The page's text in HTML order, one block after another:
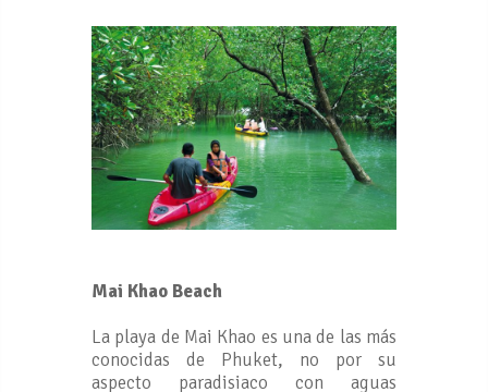
Mai Khao Beach
La playa de Mai Khao es una de las más
conocidas de Phuket, no por su
aspecto paradisiaco con aguas